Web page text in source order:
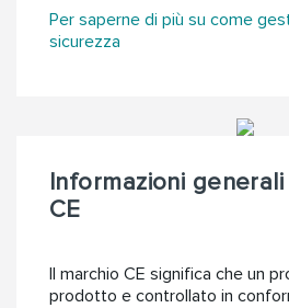
Per saperne di più su come
sicurezza
Informazioni
CE
Il marchio CE significa che un
prodotto e controllato in